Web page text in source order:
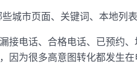
城市页面、关键词、本地列
接电话、合格电话、已预约
因为很多高意图转化都发生在